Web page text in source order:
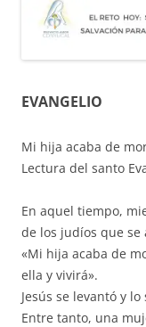
EVANGELIO
Mi hija acaba de
Lectura del santo
En aquel tiempo,
de los judíos que
«Mi hija acaba de
ella y vivirá».
Jesús se levantó y
Entre tanto, una